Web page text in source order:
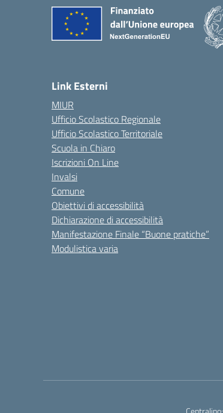
Link Esterni
MIUR
Ufficio Scolastico Regionale
Ufficio Scolastico Territoriale
Scuola in Chiaro
Iscrizioni On Line
Invalsi
Comune
Obiettivi di accessibilità
Dichiarazione di accessibilità
Manifestazione Finale “Buone pratiche”
Modulistica varia